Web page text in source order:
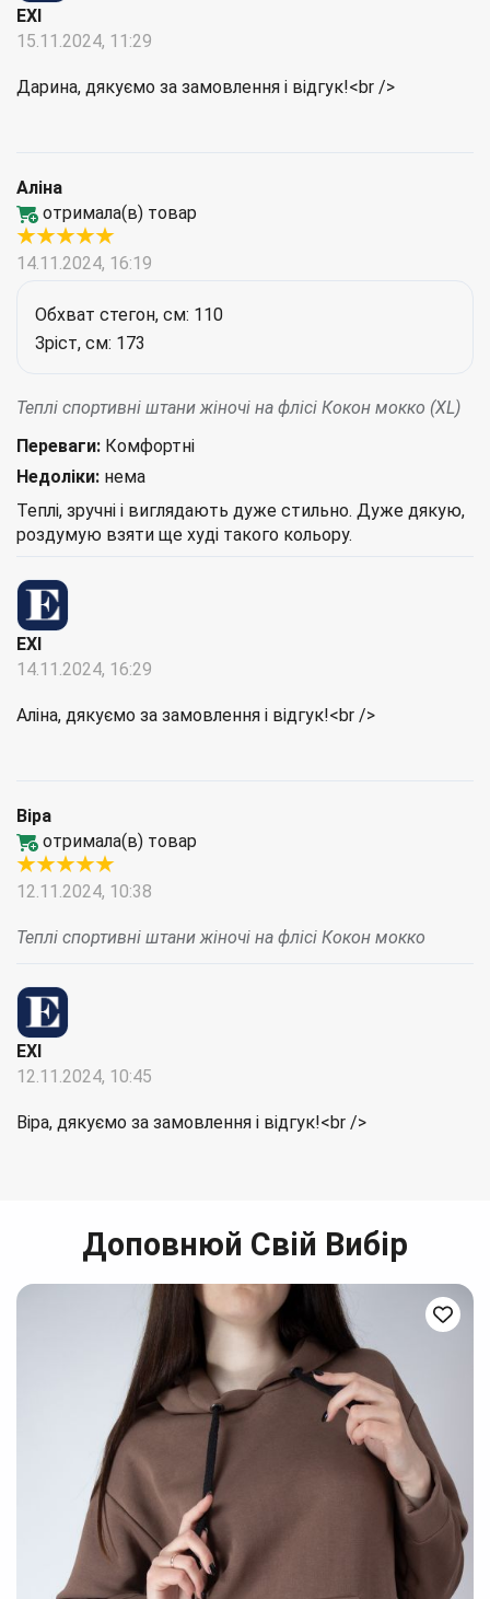
EXI
15.11.2024, 11:29
Дарина, дякуємо за замовлення і відгук!<br />
Аліна
отримала(в) товар
14.11.2024, 16:19
Обхват стегон, см: 110
Зріст, см: 173
Теплі спортивні штани жіночі на флісі Кокон мокко (XL)
Переваги: Комфортні
Недоліки: нема
Теплі, зручні і виглядають дуже стильно. Дуже дякую,
роздумую взяти ще худі такого кольору.
EXI
14.11.2024, 16:29
Аліна, дякуємо за замовлення і відгук!<br />
Віра
отримала(в) товар
12.11.2024, 10:38
Теплі спортивні штани жіночі на флісі Кокон мокко
EXI
12.11.2024, 10:45
Віра, дякуємо за замовлення і відгук!<br />
Доповнюй Свій Вибір